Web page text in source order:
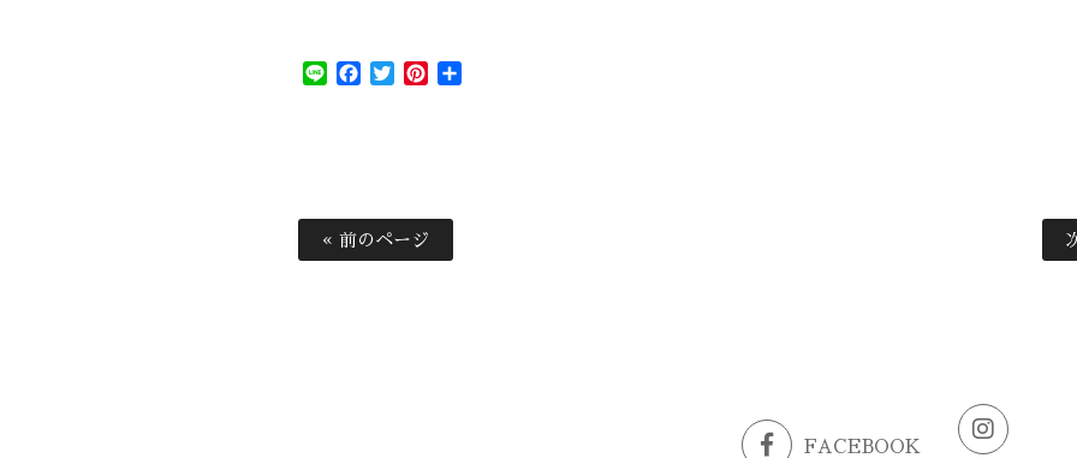
Line Facebook
TwitterPinterest
« 前のページ
FACEBOOK